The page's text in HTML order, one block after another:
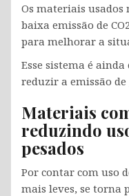
Os materiais usados
baixa emissão de
para melhorar a
Esse sistema é
reduzir a emissão de
Materiais
reduzindo
pesados
Por contar com uso
mais leves, se torna